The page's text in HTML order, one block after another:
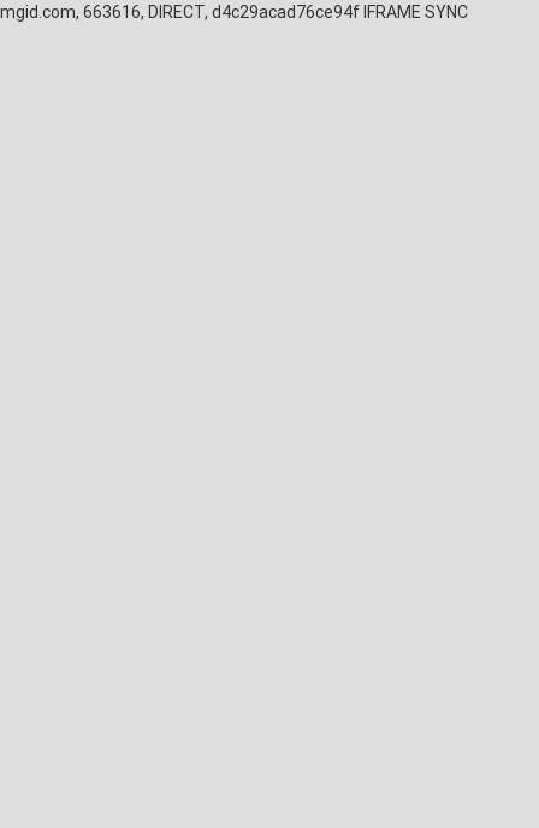
mgid.com, 663616, DIRECT, d4c29acad76ce94f IFRAME SYNC